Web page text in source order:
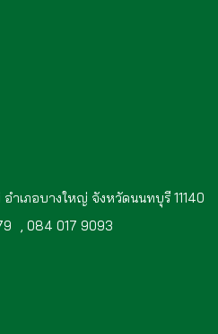
เภอบางใหญ่ จังหวัดนนทบุรี 11140
, 084 017 9093